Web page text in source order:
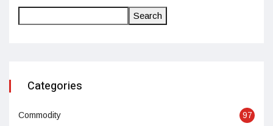
Search
Categories
Commodity 97